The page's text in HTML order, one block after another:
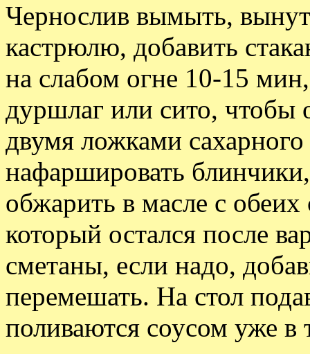
Чернослив вымыть,
кастрюлю, добавить
на слабом огне 10-15
дуршлаг или сито, чтобы
двумя ложками
нафаршировать
обжарить в масле с
который остался после
сметаны, если надо,
перемешать. На стол
поливаются соусом уже в